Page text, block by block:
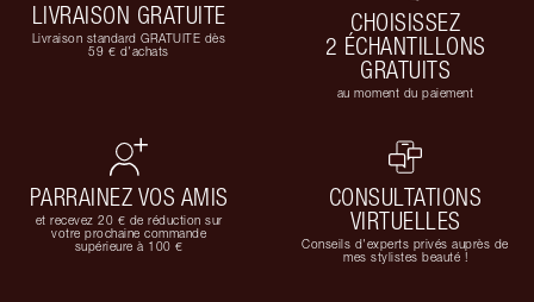
LIVRAISON GRATUITE
Livraison standard GRATUITE dès
59 € d'achats
CHOISISSEZ
2 ÉCHANTILLONS
GRATUITS
au moment du paiement
PARRAINEZ VOS AMIS
et recevez 20 € de réduction sur
votre prochaine commande
supérieure à 100 €
CONSULTATIONS
VIRTUELLES
Conseils d'experts privés auprès de
mes stylistes beauté !